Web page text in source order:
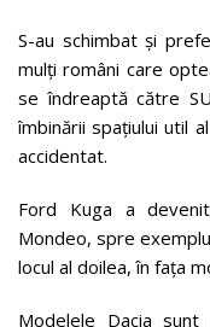
S-au schimbat și
mulți români care
se îndreaptă către
îmbinării spațiului util
accidentat.
Ford Kuga a
Mondeo, spre
locul al doilea, în fața
Modelele Dacia